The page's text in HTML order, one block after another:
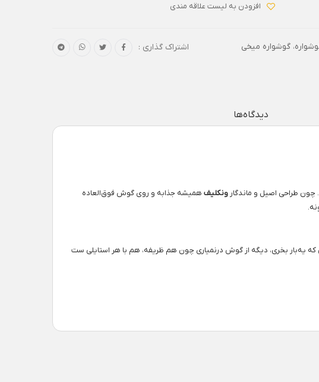
افزودن به لیست علاقه مندی
، گوشواره میخی اشتراک گذاری :
دیدگاه‌ها
. چون طراحی اصیل و ماندگار ونکلیف همیشه جذابه و روی گوش فوق‌العاده
که یه‌بار بخری، دیگه از گوش درنمیاری چون هم ظریفه، هم با هر استایلی ست